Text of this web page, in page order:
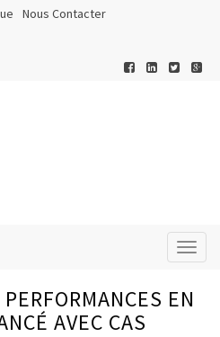
Nous Contacter
EN
AVEC CAS